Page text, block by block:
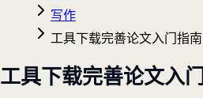
写作
工具下载完善论文入门指南
工具下载完善论文入